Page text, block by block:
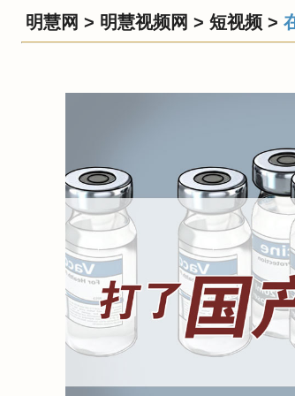
明慧网 > 明慧视频网 > 短视频 >